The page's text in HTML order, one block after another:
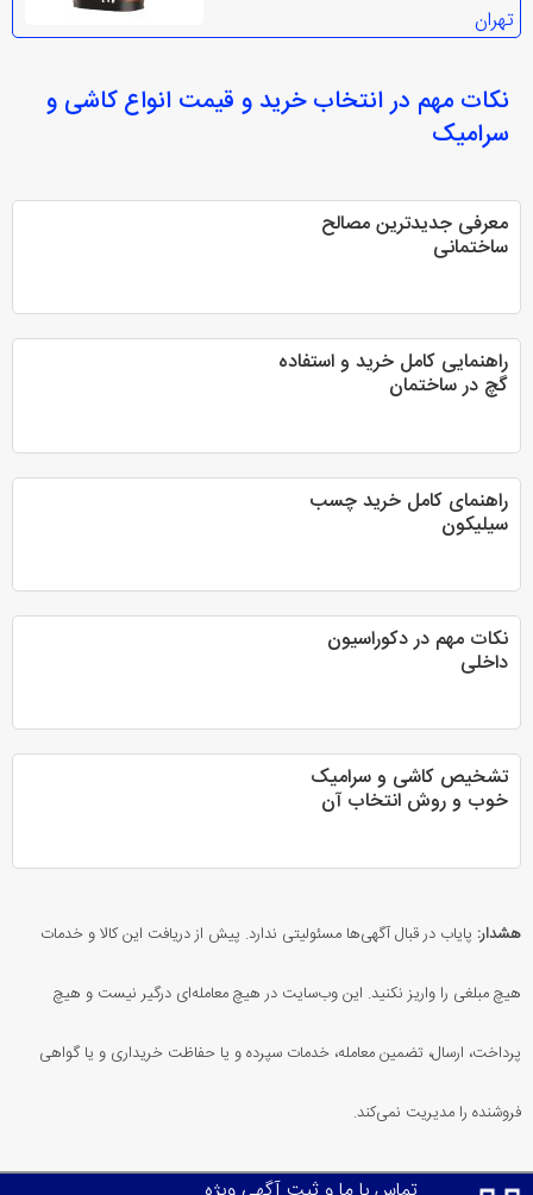
تهران
نکات مهم در انتخابخرید و قیمت انواع کاشی و
سرامیک
معرفی جدیدترین مصالح
ساختمانی
راهنمایی کامل خرید و استفاده
گچ در ساختمان
راهنمای کامل خرید چسب
سیلیکون
نکات مهم در دکوراسیون
داخلی
تشخیص کاشی و سرامیک
خوب و روش انتخاب آن
هشدار: پایاب در قبال آگهی‌ها مسئولیتی ندارد. پیش از دریافت این کالا و خدمات
هیچ مبلغی را واریز نکنید. این وب‌سایت در هیچ معامله‌ای درگیر نیست و هیچ
پرداخت، ارسال، تضمین معامله، خدمات سپرده و یا حفاظت خریداری و یا گواهی
فروشنده را مدیریت نمی‌کند.